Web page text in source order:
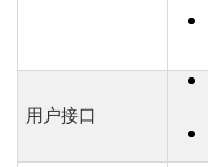
用户接口